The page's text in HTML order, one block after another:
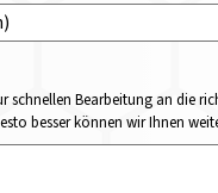
schnellen Bearbeitung an die
besser können wir Ihnen